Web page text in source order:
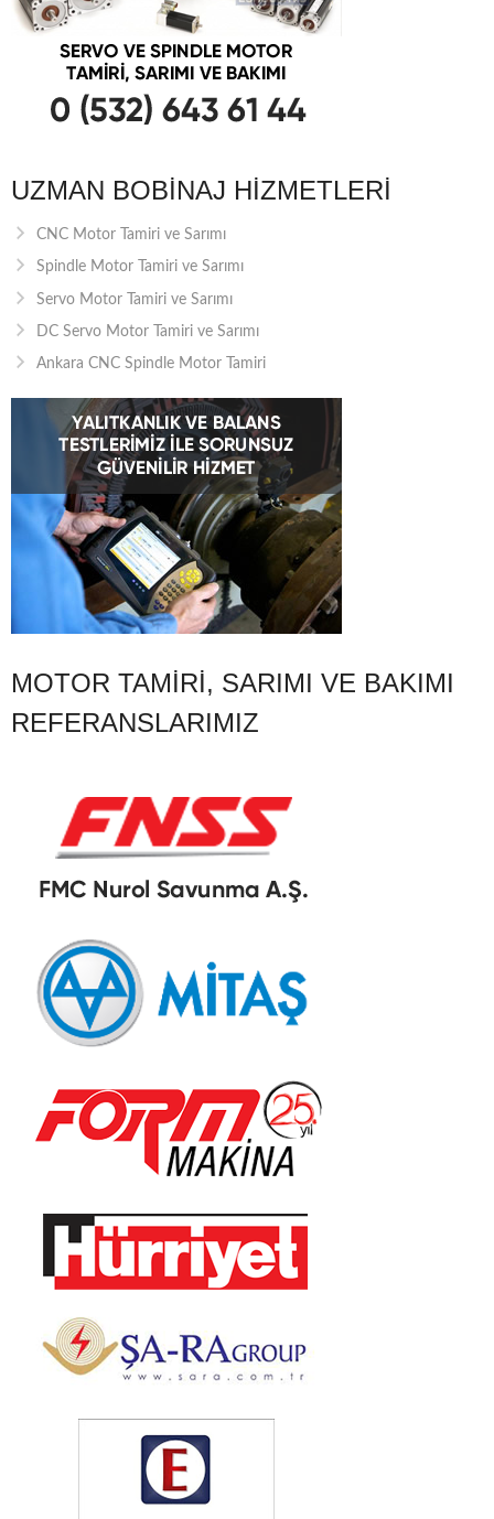
UZMAN BOBINAJ HIZMETLERI
CNC Motor Tamiri ve Sarımı
Spindle Motor Tamiri ve Sarımı
Servo Motor Tamiri ve Sarımı
DC Servo Motor Tamiri ve Sarımı
Ankara CNC Spindle Motor Tamiri
MOTOR TAMIRI, SARIMI VE BAKIMI
REFERANSLARIMIZ